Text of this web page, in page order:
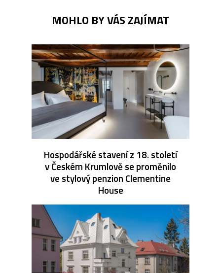
MOHLO BY VÁS ZAJÍMAT
Hospodářské stavení z 18. století
v Českém Krumlově se proměnilo
ve stylový penzion Clementine
House